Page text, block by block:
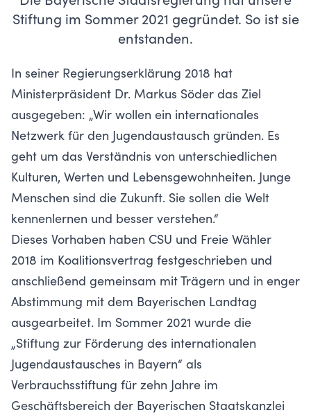
Stiftung im Sommer 2021 gegründet. So ist sie
entstanden.
In seiner Regierungserklärung 2018 hat
Ministerpräsident Dr. Markus Söder das Ziel
ausgegeben: „Wir wollen ein internationales
Netzwerk für den Jugendaustausch gründen. Es
geht um das Verständnis von unterschiedlichen
Kulturen, Werten und Lebensgewohnheiten. Junge
Menschen sind die Zukunft. Sie sollen die Welt
kennenlernen und besser verstehen.“
Dieses Vorhaben haben CSU und Freie Wähler
2018 im Koalitionsvertrag festgeschrieben und
anschließend gemeinsam mit Trägern und in enger
Abstimmung mit dem Bayerischen Landtag
ausgearbeitet. Im Sommer 2021 wurde die
„Stiftung zur Förderung des internationalen
Jugendaustausches in Bayern“ als
Verbrauchsstiftung für zehn Jahre im
Geschäftsbereich der Bayerischen Staatskanzlei